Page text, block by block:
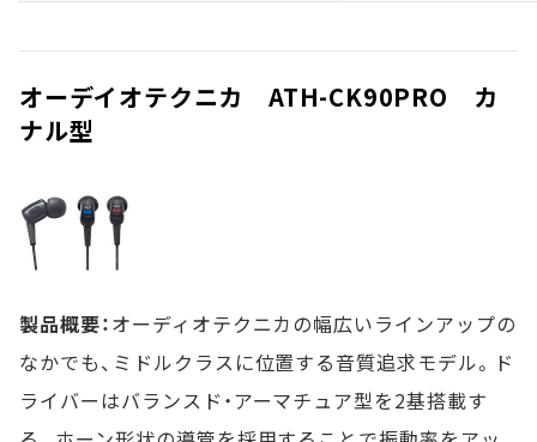
オーデイオテクニカ ATH-CK90PRO カ
ナル型
製品概要：オーディオテクニカの幅広いラインアップの
なかでも、ミドルクラスに位置する音質追求モデル。ド
ライバーはバランスド・アーマチュア型を2基搭載す